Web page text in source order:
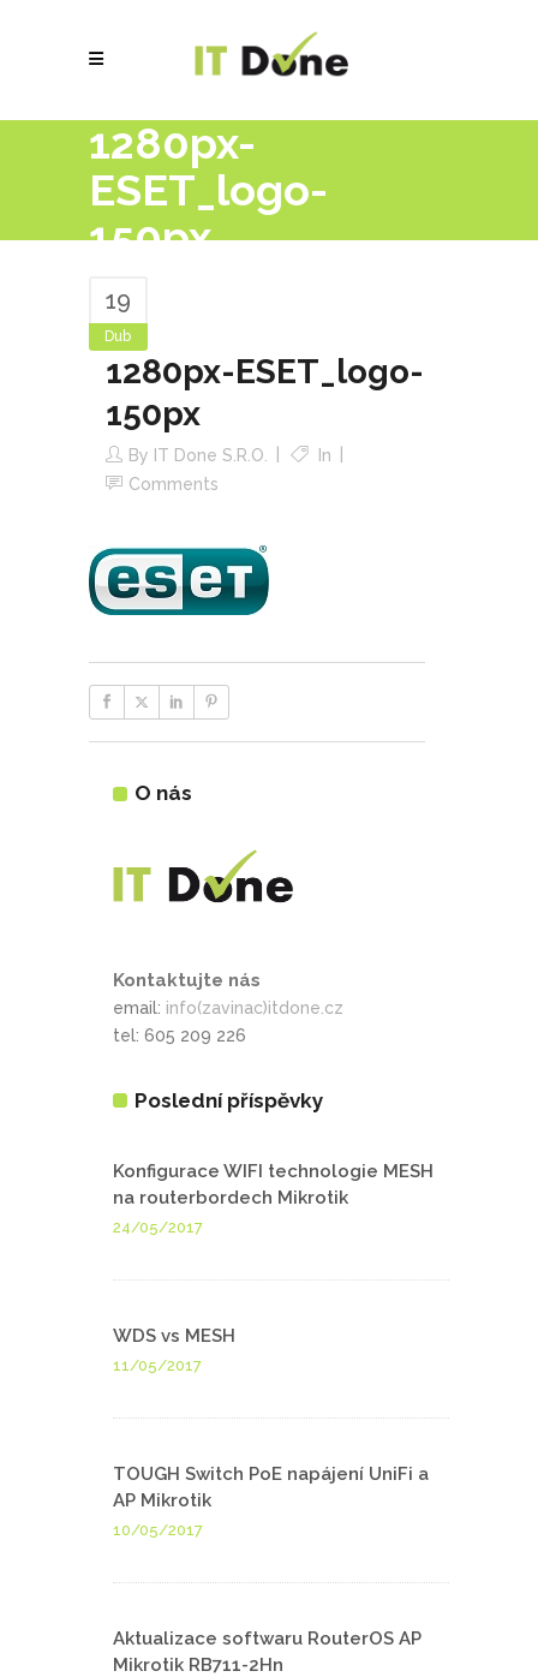
1280px-
ESET_logo-
150px
19
Dub
1280px-ESET_logo-
150px
By IT Done S.r.o.
In
Comments
O nás
Kontaktujte nás
email: info(zavinac)itdone.cz
tel: 605 209 226
Poslední příspěvky
Konfigurace WIFI technologie MESH
na routerbordech Mikrotik
24/05/2017
WDS vs MESH
11/05/2017
TOUGH Switch PoE napájení UniFi a
AP Mikrotik
10/05/2017
Aktualizace softwaru RouterOS AP
Mikrotik RB711-2Hn